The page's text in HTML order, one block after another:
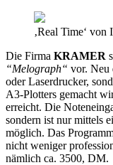
‚Real Time‘
Die Firma KRAMER
“Melograph“ vor. Neu
oder Laserdrucker,
A3-Plotters gemacht
erreicht. Die
sondern ist nur mittels
möglich. Das
nicht weniger
nämlich ca. 3500, DM.